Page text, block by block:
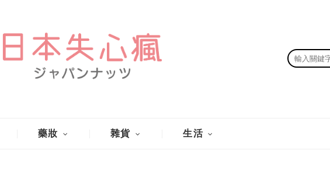
藥妝 雜貨 生活